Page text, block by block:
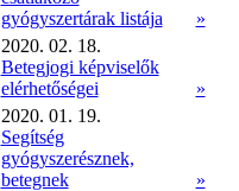
gyógyszertárak listája
»
2020. 02. 18.
Betegjogi képviselők
elérhetőségei
»
2020. 01. 19.
Segítség
gyógyszerésznek,
betegnek
»